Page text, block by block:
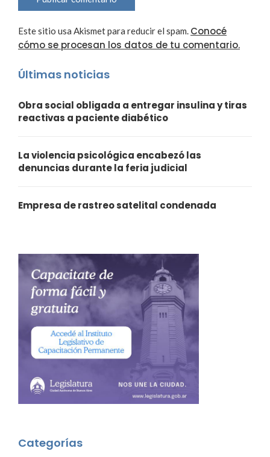
Este sitio usa Akismet para reducir el spam. Conocé
cómo se procesan los datos de tu comentario.
Últimas noticias
Obra social obligada a entregar insulina y tiras
reactivas a paciente diabético
La violencia psicológica encabezó las
denuncias durante la feria judicial
Empresa de rastreo satelital condenada
Categorías